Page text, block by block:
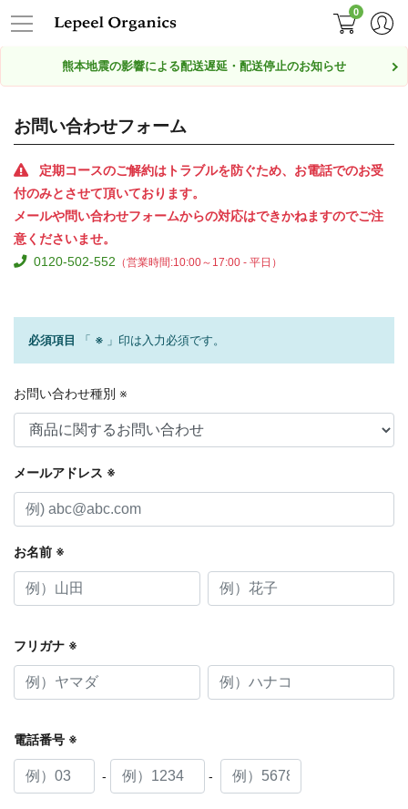
0
熊本地震の影響による配送遅延・配送停止のお知らせ
お問い合わせフォーム
定期コースのご解約はトラブルを防ぐため、お電話でのお受
付のみとさせて頂いております。
メールや問い合わせフォームからの対応はできかねますのでご注
意くださいませ。
0120-502-552 （営業時間:10:00～17:00 - 平日）
必須項目 「 ※ 」印は入力必須です。
お問い合わせ種別 ※
メールアドレス ※
お名前 ※
フリガナ ※
電話番号 ※
- -